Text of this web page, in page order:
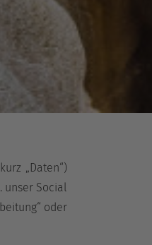
„Daten“)
unser Social
oder